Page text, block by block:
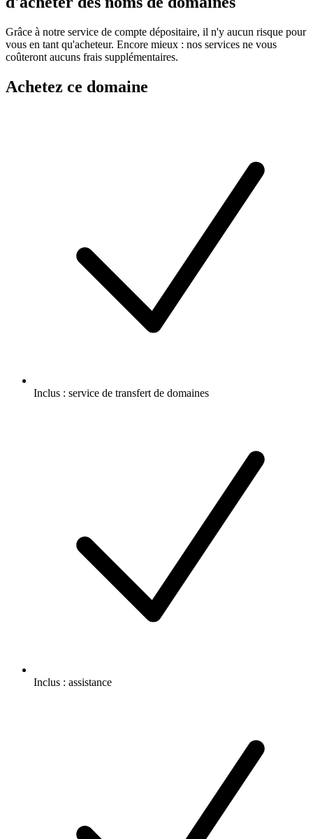
Grâce à notre service de compte dépositaire, il n'y aucun risque pour
vous en tant qu'acheteur. Encore mieux : nos services ne vous
coûteront aucuns frais supplémentaires.
Achetez ce domaine
Inclus : service de transfert de domaines
Inclus : assistance